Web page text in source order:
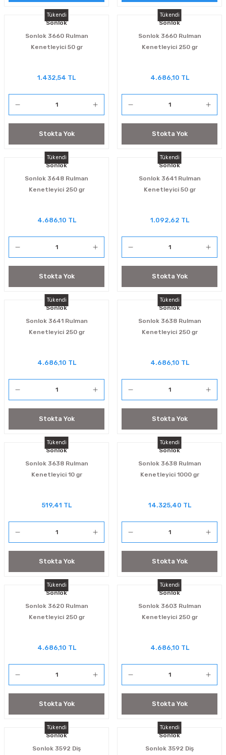
Tükendi
Sonlok
Sonlok 3660 Rulman
Kenetleyici 50 gr
1.432,54 TL
Stokta Yok
Tükendi
Sonlok
Sonlok 3660 Rulman
Kenetleyici 250 gr
4.686,10 TL
Stokta Yok
Tükendi
Sonlok
Sonlok 3648 Rulman
Kenetleyici 250 gr
4.686,10 TL
Stokta Yok
Tükendi
Sonlok
Sonlok 3641 Rulman
Kenetleyici 50 gr
1.092,62 TL
Stokta Yok
Tükendi
Sonlok
Sonlok 3641 Rulman
Kenetleyici 250 gr
4.686,10 TL
Stokta Yok
Tükendi
Sonlok
Sonlok 3638 Rulman
Kenetleyici 250 gr
4.686,10 TL
Stokta Yok
Tükendi
Sonlok
Sonlok 3638 Rulman
Kenetleyici 10 gr
519,41 TL
Stokta Yok
Tükendi
Sonlok
Sonlok 3638 Rulman
Kenetleyici 1000 gr
14.325,40 TL
Stokta Yok
Tükendi
Sonlok
Sonlok 3620 Rulman
Kenetleyici 250 gr
4.686,10 TL
Stokta Yok
Tükendi
Sonlok
Sonlok 3603 Rulman
Kenetleyici 250 gr
4.686,10 TL
Stokta Yok
Tükendi
Sonlok
Sonlok 3592 Diş
Tükendi
Sonlok
Sonlok 3592 Diş